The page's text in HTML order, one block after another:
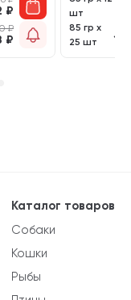
₽
₽
₽
шт
85 гр х
25 шт
1
Каталог товаров
Собаки
Кошки
Рыбы